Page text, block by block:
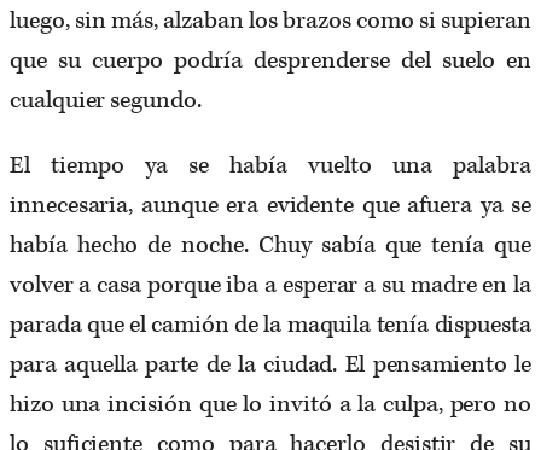
luego, sin más, alzaban los brazos como si supieran
que su cuerpo podría desprenderse del suelo en
cualquier segundo.
El tiempo ya se había vuelto una palabra
innecesaria, aunque era evidente que afuera ya se
había hecho de noche. Chuy sabía que tenía que
volver a casa porque iba a esperar a su madre en la
parada que el camión de la maquila tenía dispuesta
para aquella parte de la ciudad. El pensamiento le
hizo una incisión que lo invitó a la culpa, pero no